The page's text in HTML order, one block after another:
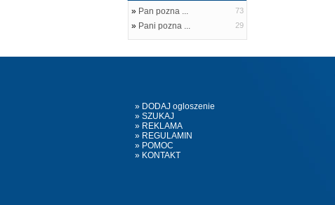
» Pan pozna ... 73
» Pani pozna ... 29
» DODAJ ogloszenie
» SZUKAJ
» REKLAMA
» REGULAMIN
» POMOC
» KONTAKT